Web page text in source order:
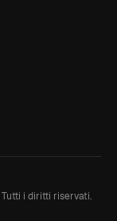
Tutti i diritti riservati.